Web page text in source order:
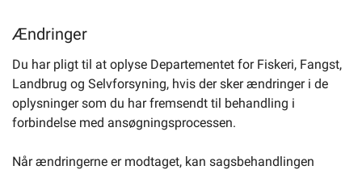
Ændringer
Du har pligt til at oplyse Departementet for Fiskeri, Fangst,
Landbrug og Selvforsyning, hvis der sker ændringer i de
oplysninger som du har fremsendt til behandling i
forbindelse med ansøgningsprocessen.
Når ændringerne er modtaget, kan sagsbehandlingen